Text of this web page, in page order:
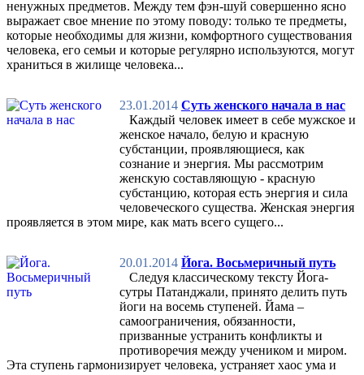
ненужных предметов. Между тем фэн-шуй совершенно ясно
выражает свое мнение по этому поводу: только те предметы,
которые необходимы для жизни, комфортного существования
человека, его семьи и которые регулярно используются, могут
храниться в жилище человека...
23.01.2014 Суть женского начала в нас
Каждый человек имеет в себе мужское и
женское начало, белую и красную
субстанции, проявляющиеся, как
сознание и энергия. Мы рассмотрим
женскую составляющую - красную
субстанцию, которая есть энергия и сила
человеческого существа. Женская энергия
проявляется в этом мире, как мать всего сущего...
20.01.2014 Йога. Восьмеричный путь
Следуя классическому тексту Йога-
сутры Патанджали, принято делить путь
йоги на восемь ступеней. Йама –
самоограничения, обязанности,
призванные устранить конфликты и
противоречия между учеником и миром.
Эта ступень гармонизирует человека, устраняет хаос ума и